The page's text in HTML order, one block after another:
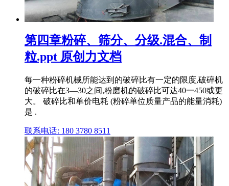
第四章粉碎、筛分、分级.混合、制
粒.ppt 原创力文档
每一种粉碎机械所能达到的破碎比有一定的限度,破碎机
的破碎比在3—30之间,粉磨机的破碎比可达40一450或更
大。 破碎比和单价电耗 (粉碎单位质量产品的能量消耗)
是 .
联系电话: 180 3780 8511